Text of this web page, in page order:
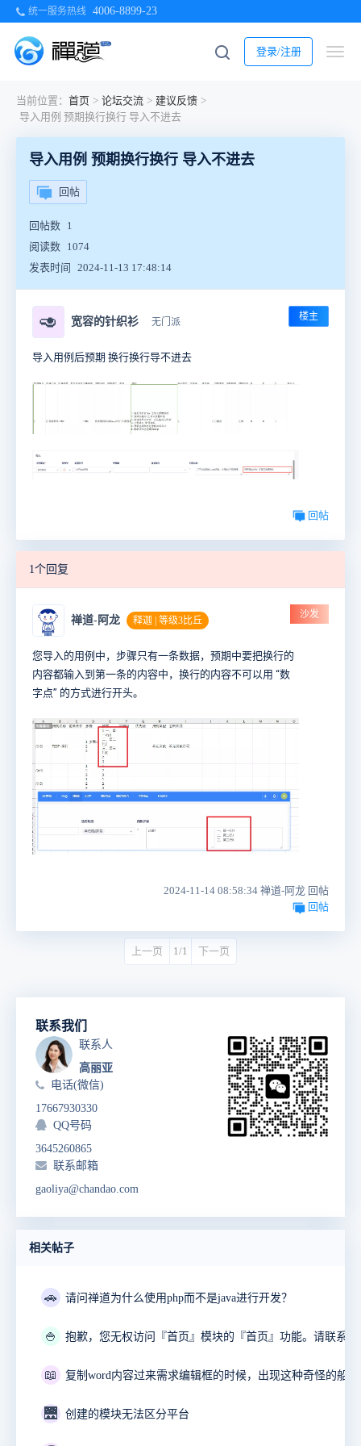
统一服务热线 4006-8899-23
登录/注册
当前位置： 首页 > 论坛交流 > 建议反馈 >
导入用例 预期换行换行 导入不进去
导入用例 预期换行换行 导入不进去
回帖
回帖数 1
阅读数 1074
发表时间
2024-11-13 17:48:14
🥑 宽容的针织衫 无门派 楼主
导入用例后预期 换行换行导不进去
回帖
1个回复
禅道-阿龙 释迦 | 等级3比丘
沙发
您导入的用例中，步骤只有一条数据，预期中要把换行的
内容都输入到第一条的内容中， 换行的内容不可以用 “数
字点” 的方式进行开头。
2024-11-14 08:58:34 禅道-阿龙 回帖
回帖
上一页 1/1 下一页
联系我们
联系人
高丽亚
电话(微信)
17667930330
QQ号码
3645260865
联系邮箱
gaoliya@chandao.com
相关帖子
🚗 请问禅道为什么使用php而不是java进行开发？
🍚
📖
🌉 创建的模块无法区分平台